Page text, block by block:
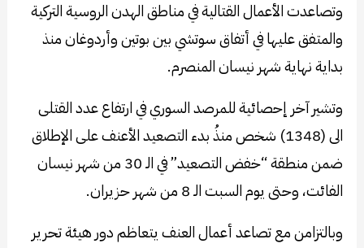
وتصاعدت الأعمال القتالية في مناطق الهدن الروسية التركية
والمتفق عليها في أتفاق سوتشي بين بوتين وأردوغان منذ
بداية نهاية شهر نيسان المنصرم.
وتشير آخر إحصائية للمرصد السوري في ارتفاع عدد القتلى
الى (1348) شخص منذُ بدء التصعيد الأعنف على الإطلاق
ضمن منطقة “خفض التصعيد” في الـ 30 من شهر نيسان
الفائت، وحتى يوم السبت الـ 8 من شهر حزيران.
وبالتزامن مع تصاعد أعمال العنف يتعاظم دور هيئة تحرير